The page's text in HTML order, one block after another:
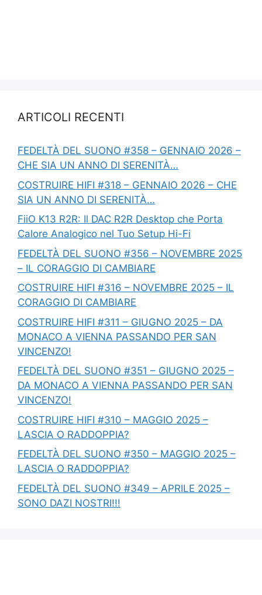
ARTICOLI RECENTI
FEDELTÀ DEL SUONO #358 – GENNAIO 2026 –
CHE SIA UN ANNO DI SERENITÀ…
COSTRUIRE HIFI #318 – GENNAIO 2026 – CHE
SIA UN ANNO DI SERENITÀ…
FiiO K13 R2R: Il DAC R2R Desktop che Porta
Calore Analogico nel Tuo Setup Hi-Fi
FEDELTÀ DEL SUONO #356 – NOVEMBRE 2025
– IL CORAGGIO DI CAMBIARE
COSTRUIRE HIFI #316 – NOVEMBRE 2025 – IL
CORAGGIO DI CAMBIARE
COSTRUIRE HIFI #311 – GIUGNO 2025 – DA
MONACO A VIENNA PASSANDO PER SAN
VINCENZO!
FEDELTÀ DEL SUONO #351 – GIUGNO 2025 –
DA MONACO A VIENNA PASSANDO PER SAN
VINCENZO!
COSTRUIRE HIFI #310 – MAGGIO 2025 –
LASCIA O RADDOPPIA?
FEDELTÀ DEL SUONO #350 – MAGGIO 2025 –
LASCIA O RADDOPPIA?
FEDELTÀ DEL SUONO #349 – APRILE 2025 –
SONO DAZI NOSTRI!!!